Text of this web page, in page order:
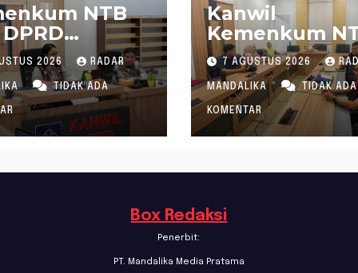
NTB
8
Inisiatif
2026 RADAR
TIDAK ADA
Kanwil
Kemenkum
Gelar
Penghitungan
Kebutuhan
Formasi JF
Perancang
Perundang-
7 AGUSTUS 2026
MANDALIKA TIDAK ADA
KOMENTAR
Box Redaksi
Penerbit:
PT. Mandalika Media Pratama